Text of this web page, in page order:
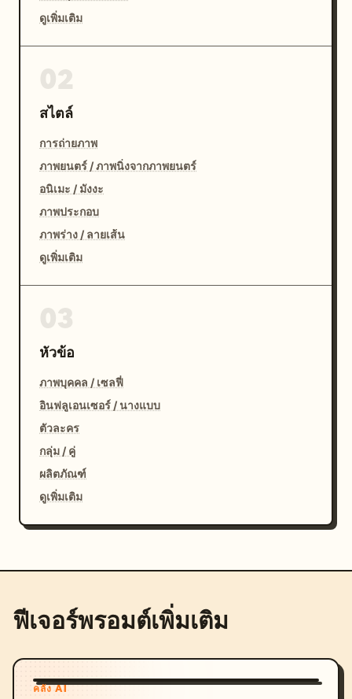
ดูเพิ่มเติม
สไตล์
การถ่ายภาพ
ภาพยนตร์ / ภาพนิ่งจากภาพยนตร์
อนิเมะ / มังงะ
ภาพประกอบ
ภาพร่าง / ลายเส้น
ดูเพิ่มเติม
หัวข้อ
ภาพบุคคล / เซลฟี่
อินฟลูเอนเซอร์ / นางแบบ
ตัวละคร
กลุ่ม / คู่
ผลิตภัณฑ์
ดูเพิ่มเติม
ฟีเจอร์พรอมต์เพิ่มเติม
คลัง AI